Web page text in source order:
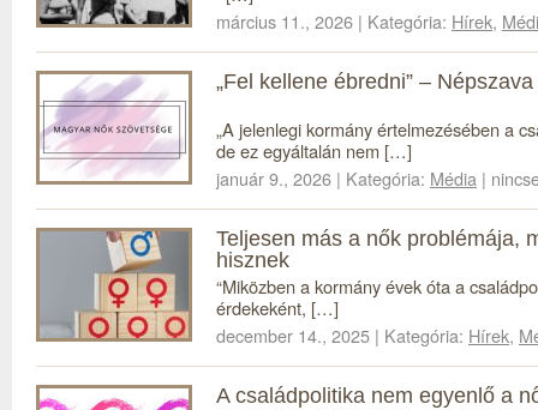
március 11., 2026 | Kategória: Hírek,
„Fel kellene ébredni” –
„A jelenlegi kormány értelmezésében a
de ez egyáltalán nem […]
január 9., 2026 | Kategória: Média |
Teljesen más a nők problémája,
hisznek
“Miközben a kormány évek óta a
érdekeként, […]
december 14., 2025 | Kategória: Hírek,
A családpolitika nem egyenlő a